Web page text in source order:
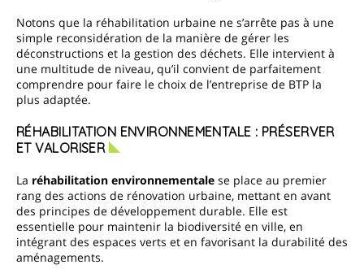
Notons que la réhabilitation urbaine ne s’arrête pas à une
simple reconsidération de la manière de gérer les
déconstructions et la gestion des déchets. Elle intervient à
une multitude de niveau, qu’il convient de parfaitement
comprendre pour faire le choix de l’entreprise de BTP la
plus adaptée.
RÉHABILITATION ENVIRONNEMENTALE : PRÉSERVER
ET VALORISER
La réhabilitation environnementale se place au premier
rang des actions de rénovation urbaine, mettant en avant
des principes de développement durable. Elle est
essentielle pour maintenir la biodiversité en ville, en
intégrant des espaces verts et en favorisant la durabilité des
aménagements.